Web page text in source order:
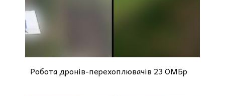
Робота дронів-перехоплювачів 23 ОМБр